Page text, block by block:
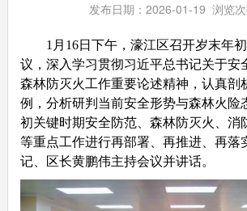
发布日期：2026-01-19 浏览
1月16日下午，濠江区召开岁末年
议，深入学习贯彻习近平总书记关于安
森林防灭火工作重要论述精神，认真剖
例，分析研判当前安全形势与森林火险
初关键时期安全防范、森林防灭火、消
等重点工作进行再部署、再推进、再落
记、区长黄鹏伟主持会议并讲话。